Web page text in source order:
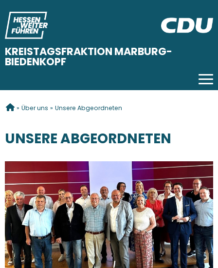
KREISTAGSFRAKTION MARBURG-
BIEDENKOPF
SIE SIND HIER
» Über uns » Unsere Abgeordneten
UNSERE ABGEORDNETEN